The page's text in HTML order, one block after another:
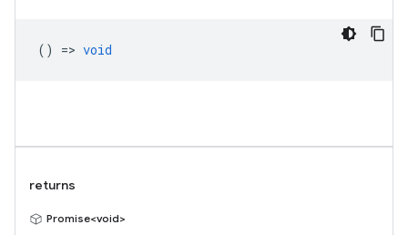
() => void
returns
Promise<void>